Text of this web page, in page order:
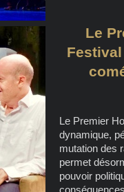
Le
Festival
Le Premier
dynamique,
mutation des
permet
pouvoir